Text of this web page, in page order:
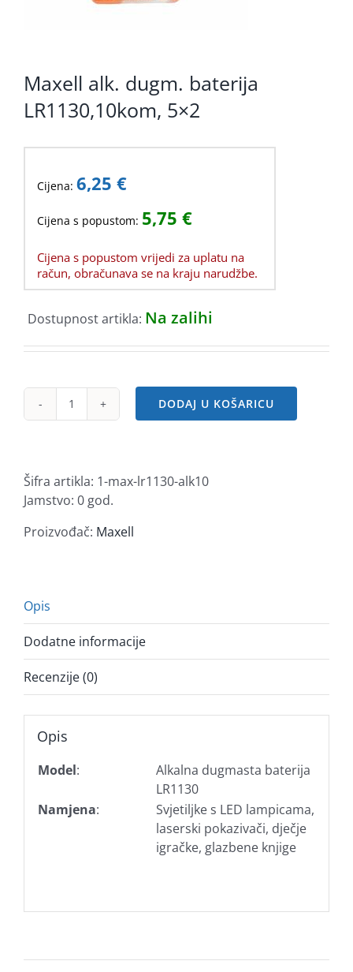
Maxell alk. dugm. baterija
LR1130,10kom, 5×2
Cijena: 6,25 €
Cijena s popustom: 5,75 €
Cijena s popustom vrijedi za uplatu na
račun, obračunava se na kraju narudžbe.
Dostupnost artikla: Na zalihi
Maxell
LR1130,10kom,
5x2
količina
DODAJ U KOŠARICU
Šifra artikla: 1-max-lr1130-alk10
Jamstvo: 0 god.
Proizvođač: Maxell
Opis
Dodatne informacije
Recenzije (0)
Opis
Model:
Alkalna dugmasta baterija
LR1130
Namjena:
Svjetiljke s LED lampicama,
laserski pokazivači, dječje
igračke, glazbene knjige